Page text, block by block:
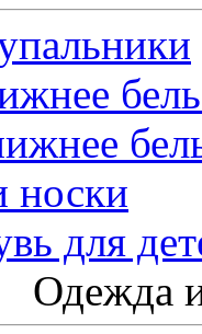
носки
для
Одежда